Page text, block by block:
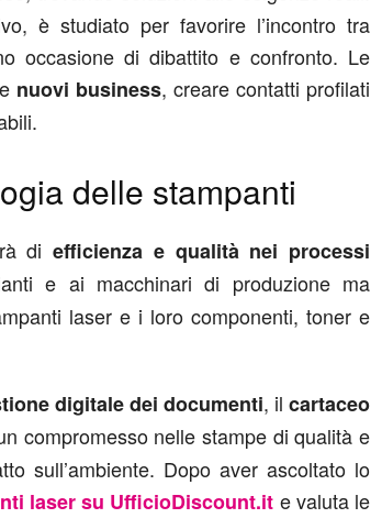
è studiato per favorire l’incontro tra
occasione di dibattito e confronto. Le
nuovi business, creare contatti profilati
delle stampanti
di efficienza e qualità nei processi
e ai macchinari di produzione ma
laser e i loro componenti, toner e
digitale dei documenti, ilcartaceo
compromesso nelle stampe di qualità e
sull’ambiente. Dopo aver ascoltato lo
laser su UfficioDiscount.it e valuta le